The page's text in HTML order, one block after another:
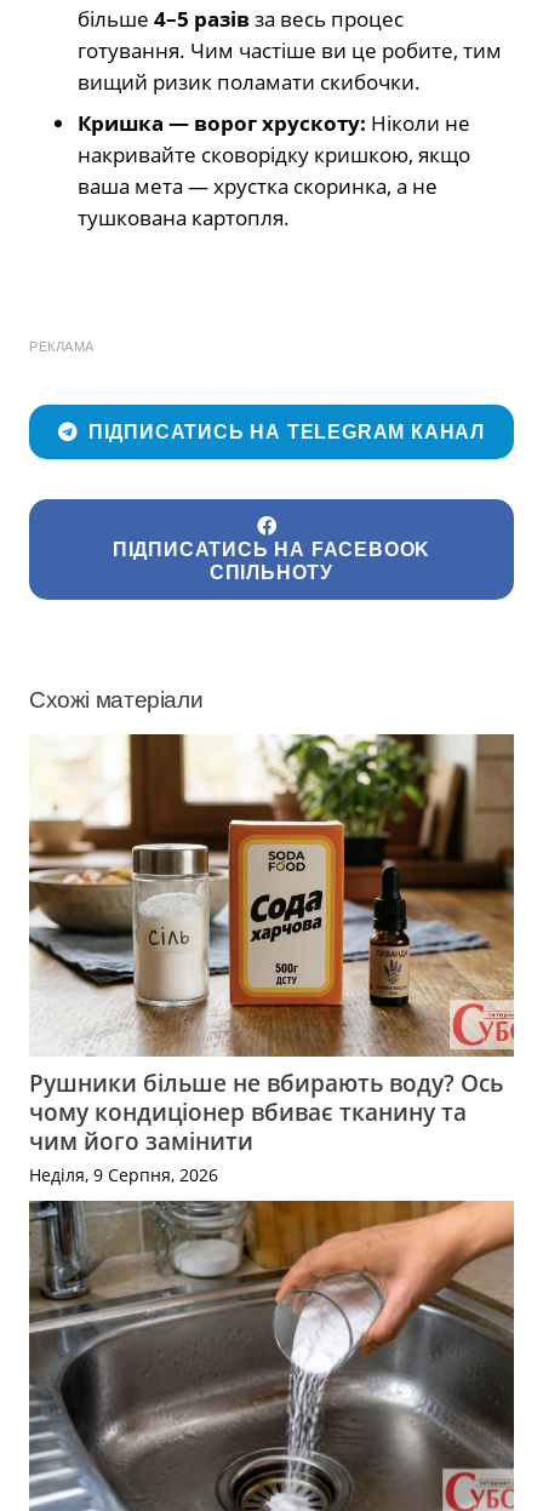
більше 4–5 разівза весь процес
готування. Чим частіше ви це робите, тим
вищий ризик поламати скибочки.
Кришка — ворог хрускоту: Ніколи не
накривайте сковорідку кришкою, якщо
ваша мета — хрустка скоринка, а не
тушкована картопля.
РЕКЛАМА
ПІДПИСАТИСЬ НА TELEGRAM КАНАЛ
ПІДПИСАТИСЬ НА FACEBOOK
СПІЛЬНОТУ
Схожі матеріали
Рушники більше не вбирають воду? Ось
чому кондиціонер вбиває тканину та
чим його замінити
Неділя, 9 Серпня, 2026